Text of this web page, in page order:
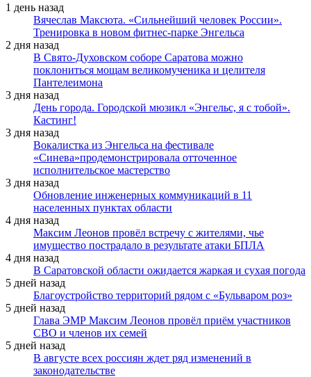
1 день назад
Вячеслав Максюта. «Сильнейший человек России».
Тренировка в новом фитнес-парке Энгельса
2 дня назад
В Свято-Духовском соборе Саратова можно
поклониться мощам великомученика и целителя
Пантелеимона
3 дня назад
День города. Городской мюзикл «Энгельс, я с тобой».
Кастинг!
3 дня назад
Вокалистка из Энгельса на фестивале
«Синева»продемонстрировала отточенное
исполнительское мастерство
3 дня назад
Обновление инженерных коммуникаций в 11
населенных пунктах области
4 дня назад
Максим Леонов провёл встречу с жителями, чье
имущество пострадало в результате атаки БПЛА
4 дня назад
В Саратовской области ожидается жаркая и сухая погода
5 дней назад
Благоустройство территорий рядом с «Бульваром роз»
5 дней назад
Глава ЭМР Максим Леонов провёл приём участников
СВО и членов их семей
5 дней назад
В августе всех россиян ждет ряд изменений в
законодательстве